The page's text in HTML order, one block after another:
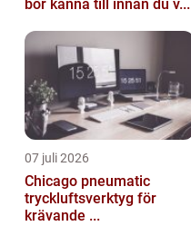
bör känna till innan du v...
07 juli 2026
Chicago pneumatic
tryckluftsverktyg för
krävande ...